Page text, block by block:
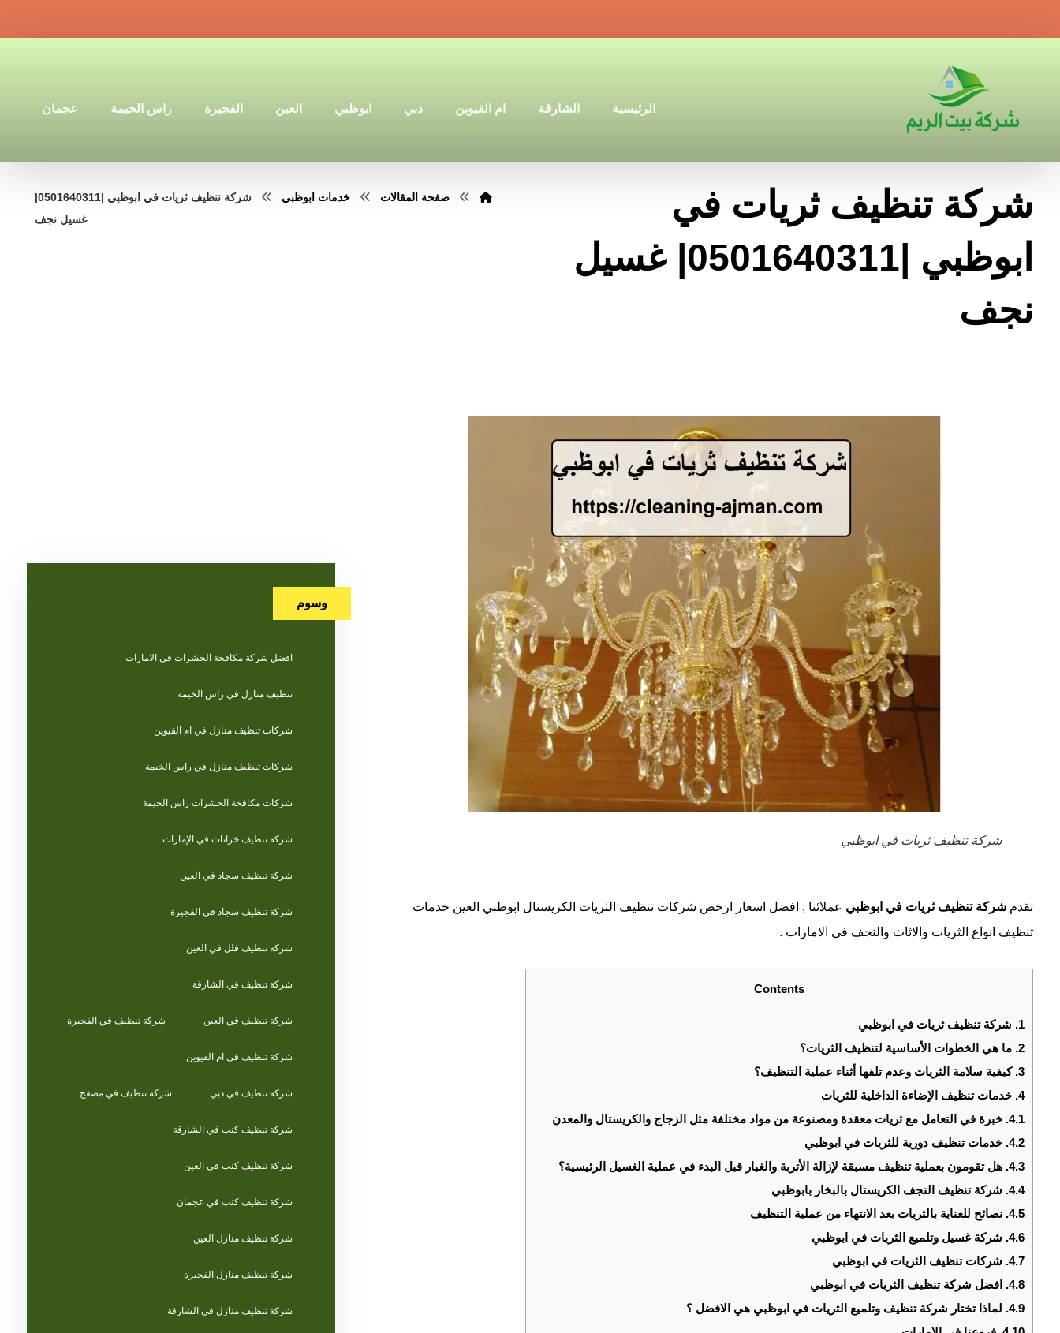
الرئيسية الشارقة ام القيوين دبي ابوظبي العين الفجيرة راس الخيمة عجمان
شركة تنظيف ثريات في
ابوظبي |0501640311| غسيل
نجف
صفحة المقالات خدمات ابوظبي
شركة تنظيف ثريات في ابوظبي |0501640311|
غسيل نجف
شركة تنظيف ثريات في ابوظبي
تقدم شركة تنظيف ثريات في ابوظبي عملائنا , افضل اسعار ارخص شركات تنظيف الثريات الكريستال ابوظبي العين خدمات
تنظيف انواع الثريات والاثاث والنجف في الامارات .
Contents
1. شركة تنظيف ثريات في ابوظبي
2. ما هي الخطوات الأساسية لتنظيف الثريات؟
3. كيفية سلامة الثريات وعدم تلفها أثناء عملية التنظيف؟
4. خدمات تنظيف الإضاءة الداخلية للثريات
4.1. خبرة في التعامل مع ثريات معقدة ومصنوعة من مواد مختلفة مثل الزجاج والكريستال والمعدن
4.2. خدمات تنظيف دورية للثريات في ابوظبي
4.3. هل تقومون بعملية تنظيف مسبقة لإزالة الأتربة والغبار قبل البدء في عملية الغسيل الرئيسية؟
4.4. شركة تنظيف النجف الكريستال بالبخار بابوظبي
4.5. نصائح للعناية بالثريات بعد الانتهاء من عملية التنظيف
4.6. شركة غسيل وتلميع الثريات في ابوظبي
4.7. شركات تنظيف الثريات في ابوظبي
4.8.
افضل شركة تنظيف الثريات في ابوظبي
4.9. لماذا تختار شركة تنظيف وتلميع الثريات في ابوظبي هي الافضل ؟
وسوم
افضل شركة مكافحة الحشرات في الامارات
تنظيف منازل في راس الخيمة
شركات تنظيف منازل في ام القيوين
شركات تنظيف منازل في راس الخيمة
شركات مكافحة الحشرات راس الخيمة
شركة تنظيف خزانات في الإمارات
شركة تنظيف سجاد في العين
شركة تنظيف سجاد في الفجيرة
شركة تنظيف فلل في العين
شركة تنظيف في الشارقة
شركة تنظيف في العين شركة تنظيف في الفجيرة
شركة تنظيف في ام القيوين
شركة تنظيف في دبي شركة تنظيف في مصفح
شركة تنظيف كنب في الشارقة
شركة تنظيف كنب في العين
شركة تنظيف كنب في عجمان
شركة تنظيف منازل العين
شركة تنظيف منازل الفجيرة
شركة تنظيف منازل في الشارقة